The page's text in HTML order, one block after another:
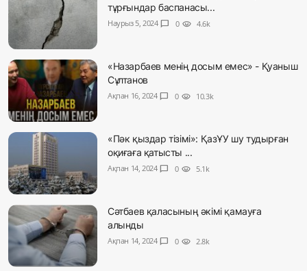
тұрғындар баспанасы...
Наурыз 5, 2024 chat_bubble 0 visibility 4.6k
«Назарбаев менің досым емес» - Қуаныш
Сұлтанов
Ақпан 16, 2024 chat_bubble 0 visibility 10.3k
«Пәк қыздар тізімі»: ҚазҰУ шу тудырған
оқиғаға қатысты ...
Ақпан 14, 2024 chat_bubble 0 visibility 5.1k
Сәтбаев қаласының әкімі қамауға
алынды
Ақпан 14, 2024 chat_bubble 0 visibility 2.8k